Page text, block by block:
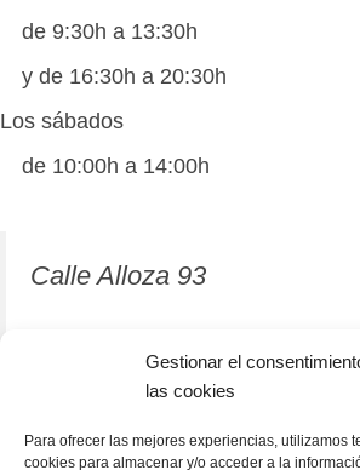
Gestionar el
las cookies
Para ofrecer las mejores experiencias, utilizamos
cookies para almacenar y/o acceder a la
de 9:30h a 13:30h
y de 16:30h a 20:30h
Los sábados
de 10:00h a 14:00h
Calle Alloza 93
12001 Castellón de la Plana
964 81 37 63